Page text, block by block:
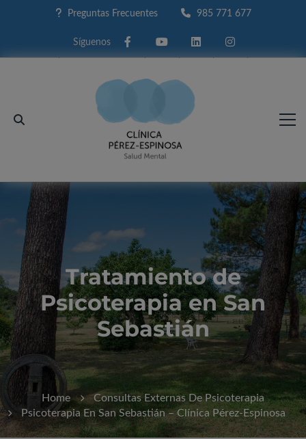
Preguntas Frecuentes 985 771 677
FacebookYoutube LinkedinInstagram
Tratamiento de
Psicoterapia en San
Sebastián
Home
Consultas Externas De Psicoterapia
Psicoterapia En San Sebastián – Clínica Pérez-Espinosa